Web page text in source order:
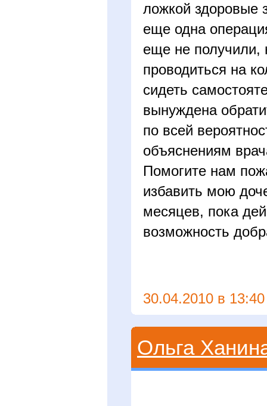
ложкой здоровые
еще одна
еще не получили,
проводиться на
сидеть
вынуждена
по всей
объяснениям
Помогите нам
избавить мою
месяцев, пока
возможность
30.04.2010 в 13:40
Ольга